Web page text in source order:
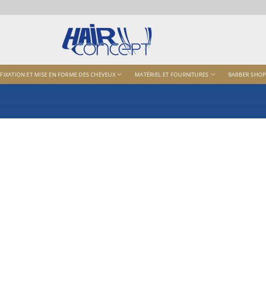
FIXATION ET MISE EN FORME DES CHEVEUX MATÉRIEL ET FOURNITURES BARBER SHOP